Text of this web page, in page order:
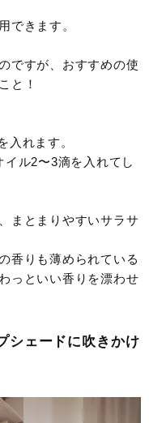
できます。
ですが、おすすめの使
と！
れます。
ル2〜3滴を入れてし
まとまりやすいサラサ
香りも薄められている
っといい香りを漂わせ
シェードに吹きかけ